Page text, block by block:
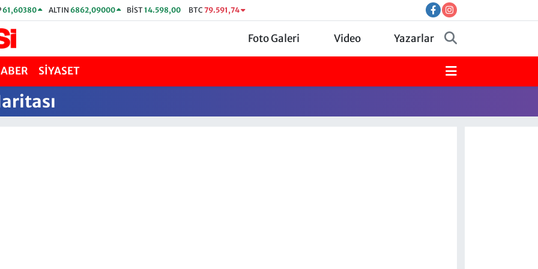
61,60380 ALTIN 6862,09000 BİST14.598,00 BTC 79.591,74
Foto Galeri Video Yazarlar
SİYASET